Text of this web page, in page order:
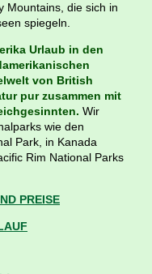
Mountains, die sich in
spiegeln.
Urlaub in den
von British
pur zusammen mit
Wir
wie den
Park, in Kanada
Rim National Parks
PREISE